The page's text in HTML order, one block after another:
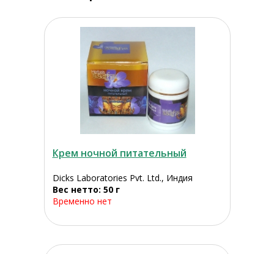
Крем ночной питательный
Dicks Laboratories Pvt. Ltd., Индия
Вес нетто: 50 г
Временно нет